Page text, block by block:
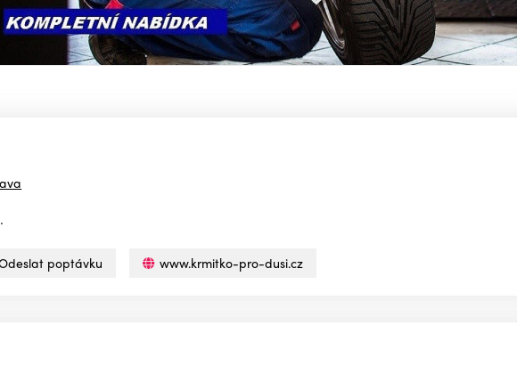
poptávku www.krmitko-pro-dusi.cz